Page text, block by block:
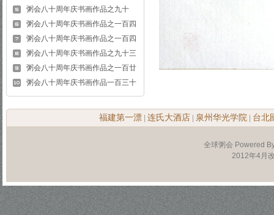
粥会八十周年庆书画作品之九十
粥会八十周年庆书画作品之一百四
粥会八十周年庆书画作品之一百四
粥会八十周年庆书画作品之九十三
粥会八十周年庆书画作品之一百廿
粥会八十周年庆书画作品一百三十
福建第一漂 连氏大酒店 泉州华光学院 台北
全球粥会 Powered
2012年4月